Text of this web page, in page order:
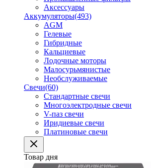
Аксессуары
Аккумуляторы(493)
AGM
Гелевые
Гибридные
Кальциевые
Лодочные моторы
Малосурьмянистые
Необслуживаемые
Свечи(60)
Стандартные свечи
Многоэлектродные свечи
V-паз свечи
Иридиевые свечи
Платиновые свечи
Товар дня